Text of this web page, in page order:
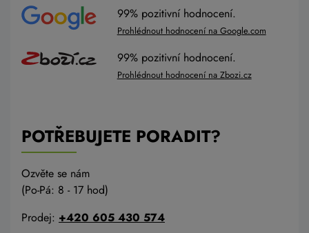
99% pozitivní hodnocení.
Prohlédnout hodnocení na Google.com
99% pozitivní hodnocení.
Prohlédnout hodnocení na Zbozi.cz
POTŘEBUJETE PORADIT?
Ozvěte se nám
(Po-Pá: 8 - 17 hod)
Prodej: +420 605 430 574